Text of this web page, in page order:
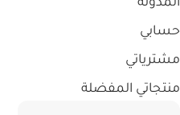
حسابي
مشترياتي
منتجاتي المفضلة